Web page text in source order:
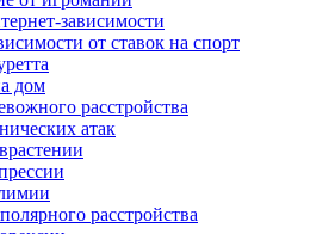
зависимости
от ставок на спорт
дом
расстройства
атак
расстройства